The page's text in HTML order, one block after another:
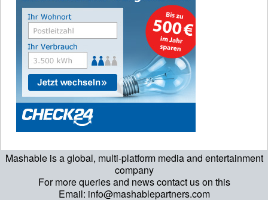
Mashable is a global, multi-platform media and entertainment
company
For more queries and news contact us on this
Email: info@mashablepartners.com